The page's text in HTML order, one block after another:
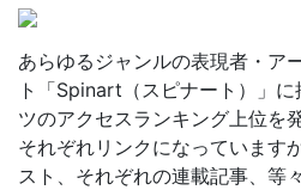
あらゆるジャンルの表現者・ア
ト「Spinart（スピナート）」
ツのアクセスランキング上位を発
それぞれリンクになっています
スト、それぞれの連載記事、等